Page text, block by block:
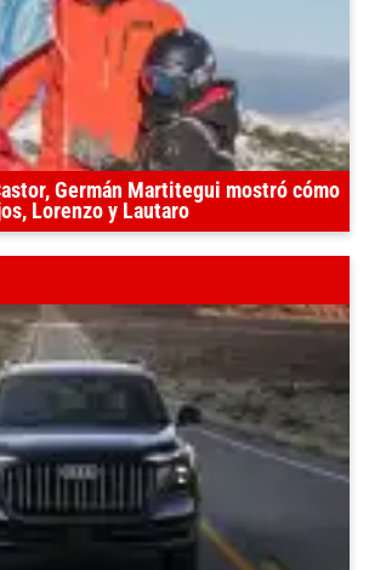
Germán Martitegui mostró cómo
Lorenzo y Lautaro